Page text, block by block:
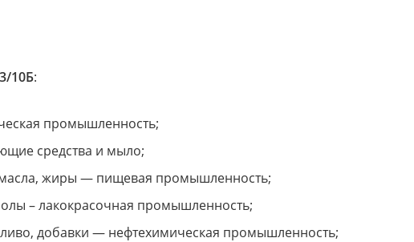
10Б:
промышленность;
средства и мыло;
масла, жиры — пищевая промышленность;
– лакокрасочная промышленность;
добавки — нефтехимическая промышленность;